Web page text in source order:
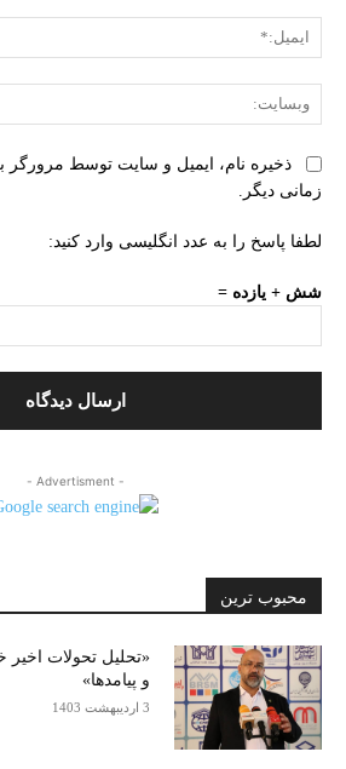
ذخیره نام، ایمیل و سایت توسط مرورگر
زمانی دیگر.
لطفا پاسخ را به عدد انگلیسی وارد کنید:
شش + یازده =
- Advertisment -
محبوب ترین
«تحلیل تحولات اخیر
و پیامدها»
3 اردیبهشت 1403